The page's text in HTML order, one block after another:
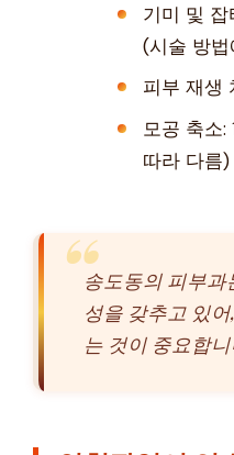
기미 및 잡
(시술 방
피부 재생
모공 축소
따라 다름)
송도동의 피부
성을 갖추고 있
는 것이 중요합니